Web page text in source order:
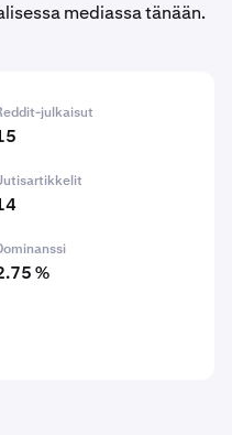
mediassa tänään.
julkaisut
%